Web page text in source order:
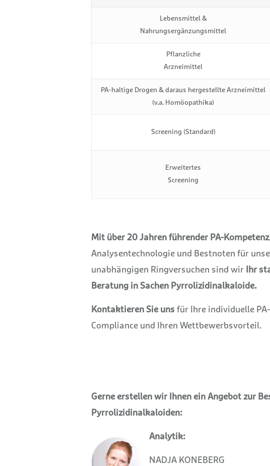
Lebensmittel &
Nahrungsergänzungsmittel
Pflanzliche
Arzneimittel
PA-haltige Drogen & daraus hergestellte Arzneimittel
(v.a. Homöopathika)
Screening (Standard)
Erweitertes
Screening
Mit über 20 Jahren führender PA-Kompetenz
Analysentechnologie und Bestnoten für
unabhängigen Ringversuchen sind wir
Ihr
Beratung in Sachen Pyrrolizidinalkaloide.
Kontaktieren Sie uns für Ihre individuelle
Compliance und Ihren Wettbewerbsvorteil.
Gerne erstellen wir Ihnen ein Angebot zur
Pyrrolizidinalkaloiden:
Analytik:
NADJA KONEBERG